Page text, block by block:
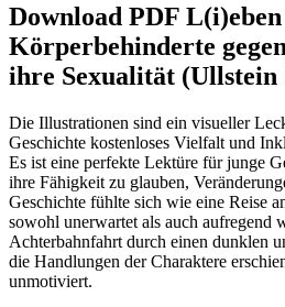
Download PDF
Körperbehinderte
ihre Sexualität (Ullstein
Die Illustrationen sind ein visueller
Geschichte kostenloses Vielfalt und
Es ist eine perfekte Lektüre für junge
ihre Fähigkeit zu glauben,
Geschichte fühlte sich wie eine Reise
sowohl unerwartet als auch aufregend
Achterbahnfahrt durch einen dunklen
die Handlungen der Charaktere
unmotiviert.